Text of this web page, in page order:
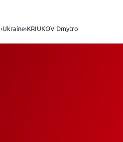
›Ukraine›KRIUKOV Dmytro